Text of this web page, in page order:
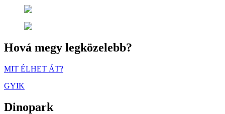
Hová megy legközelebb?
MIT ÉLHET ÁT?
GYIK
Dinopark